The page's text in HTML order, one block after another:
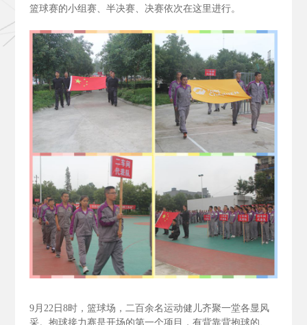
篮球赛的小组赛、半决赛、决赛依次在这里进行。
9月22日8时，篮球场，二百余名运动健儿齐聚一堂各显风
采。抱球接力赛是开场的第一个项目，有背靠背抱球的、